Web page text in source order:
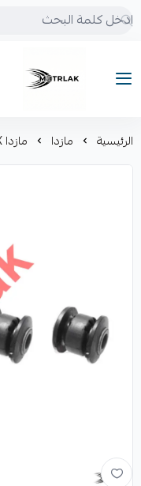
Motrlak
الرئيسية مازدا مازدا CX